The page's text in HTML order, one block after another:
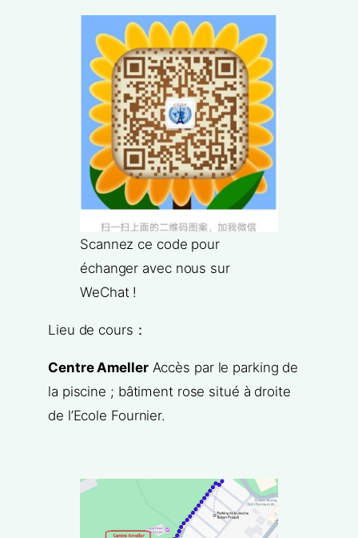
Scannez ce code pour
échanger avec nous sur
WeChat !
Lieu de cours：
Centre AmellerAccès par le parking de
la piscine ; bâtiment rose situé à droite
de l’Ecole Fournier.